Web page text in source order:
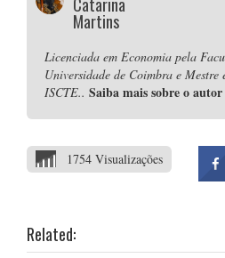
Martins
Licenciada em Economia pela
Universidade de Coimbra e Mestre
ISCTE.. Saiba mais sobre o autor
1754 Visualizações
Related: